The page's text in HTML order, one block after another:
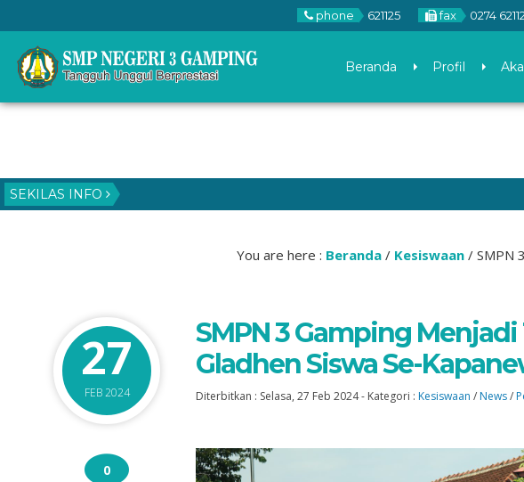
phone 621125 fax 0274
Beranda Profil
SEKILAS INFO
You are here : Beranda/ Kesiswaan/ SMPN
27
FEB 2024
SMPN 3 Gamping
Gladhen Siswa Se-
Diterbitkan : Selasa, 27 Feb 2024- Kategori : Kesiswaan / News/
0